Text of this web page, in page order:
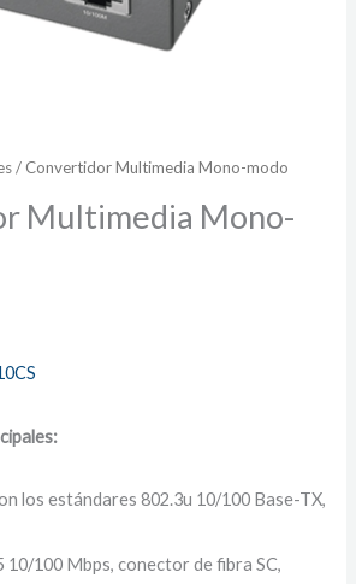
/ Convertidor Multimedia Mono-modo
Multimedia Mono-
los estándares 802.3u 10/100 Base-TX,
10/100 Mbps, conector de fibra SC,